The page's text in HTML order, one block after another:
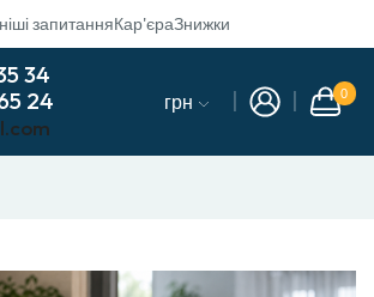
запитанняКар'єраЗнижки
34
24
грн 0